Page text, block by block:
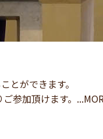
とができます。
参加頂けます。